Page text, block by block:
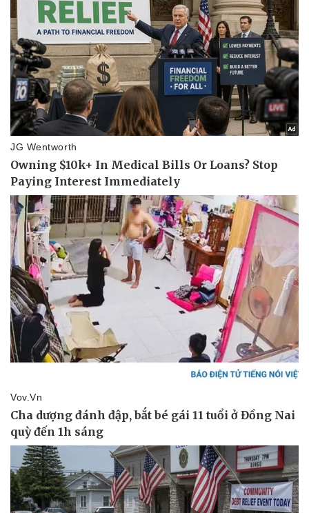
Pháp luật
Vụ án
Tin nóng
Tư vấn luật
Quân sự - Quốc phòng
Vũ khí
Việt Nam
Phân tích